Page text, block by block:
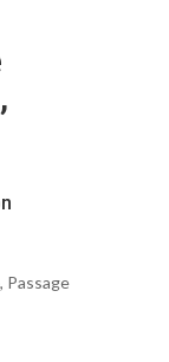
, Passage